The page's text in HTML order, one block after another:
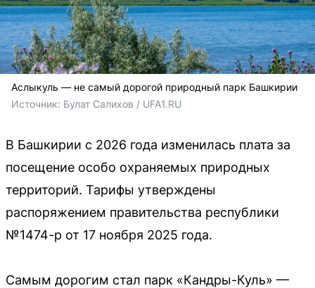
Аслыкуль — не самый дорогой природный парк Башкирии
Источник: Булат Салихов / UFA1.RU
В Башкирии с 2026 года изменилась плата за
посещение особо охраняемых природных
территорий. Тарифы утверждены
распоряжением правительства республики
№1474-р от 17 ноября 2025 года.
Самым дорогим стал парк «Кандры-Куль» —